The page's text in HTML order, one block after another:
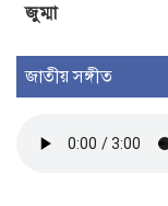
জুম্মা
জাতীয় সঙ্গীত